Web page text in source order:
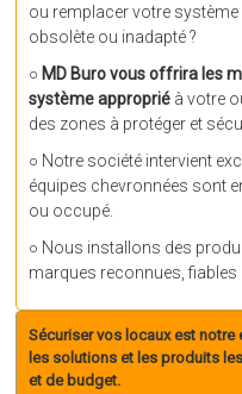
ou remplacer votre système
obsolète ou inadapté ?
○ MD Buro vous offrira les
système approprié à votre
des zones à protéger et
○ Notre société intervient
équipes chevronnées sont
ou occupé.
○ Nous installons des
marques reconnues, fiables
Sécuriser vos locaux est
les solutions et les produits
et de budget.